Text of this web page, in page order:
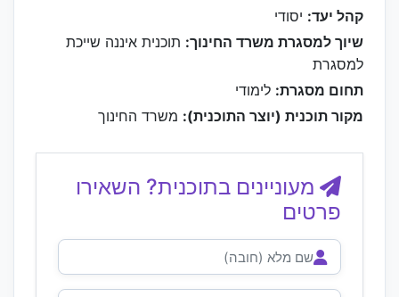
קהל יעד: יסודי
שיוך למסגרת משרד החינוך: תוכנית איננה שייכת
למסגרת
תחום מסגרת: לימודי
מקור תוכנית (יוצר התוכנית): משרד החינוך
מעוניינים בתוכנית? השאירו
פרטים